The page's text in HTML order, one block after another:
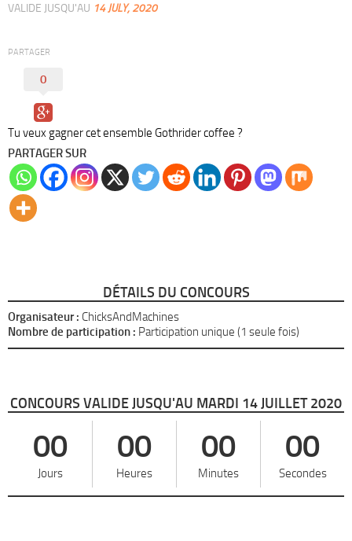
VALIDE JUSQU'AU 14 JULY, 2020
PARTAGER
0
Tu veux gagner cet ensemble Gothrider coffee ?
PARTAGER SUR
DÉTAILS DU CONCOURS
Organisateur : ChicksAndMachines
Nombre de participation : Participation unique (1 seule fois)
CONCOURS VALIDE JUSQU'AU MARDI 14 JUILLET 2020
00
Jours
00
Heures
00
Minutes
00
Secondes